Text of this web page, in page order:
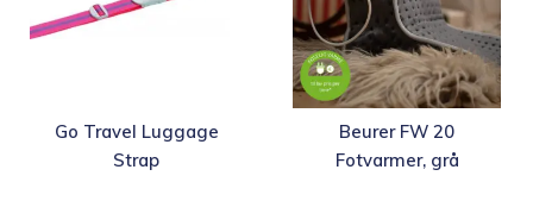
Go Travel Luggage
Strap
Beurer FW 20
Fotvarmer, grå